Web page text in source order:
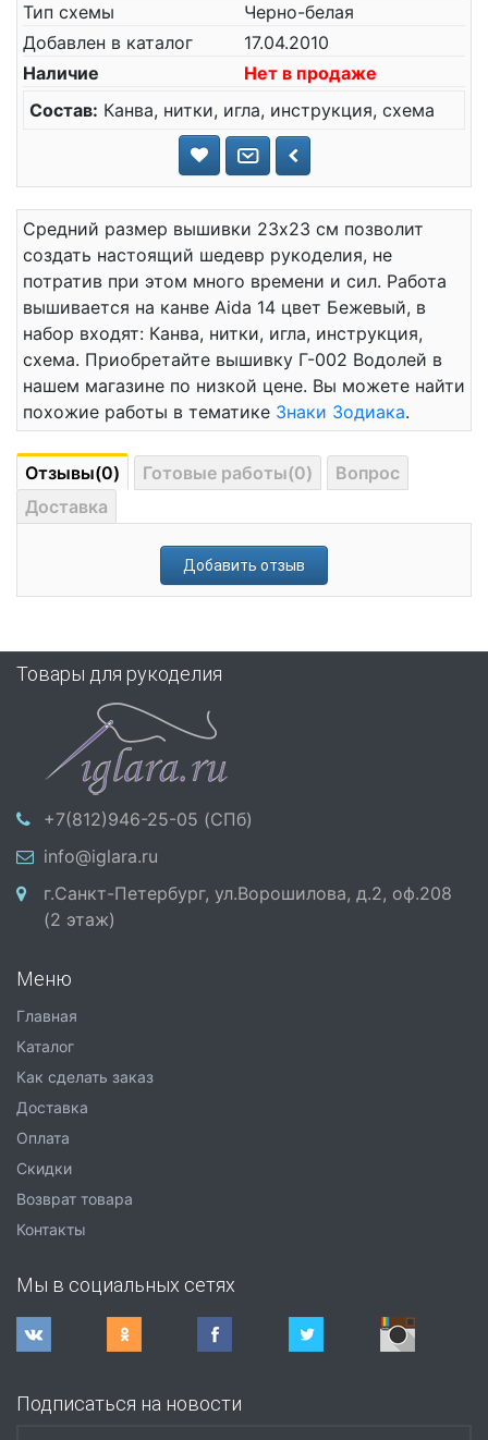
Тип схемы
Черно-белая
Добавлен в каталог
17.04.2010
Наличие
Нет в продаже
Состав: Канва, нитки, игла, инструкция, схема
Средний размер вышивки 23x23 см позволит
создать настоящий шедевр рукоделия, не
потратив при этом много времени и сил. Работа
вышивается на канве Aida 14 цвет Бежевый, в
набор входят: Канва, нитки, игла, инструкция,
схема. Приобретайте вышивку Г-002 Водолей в
нашем магазине по низкой цене. Вы можете найти
похожие работы в тематике Знаки Зодиака.
Отзывы(0) Готовые работы(0)
Вопрос
Доставка
Добавить отзыв
Товары для рукоделия
+7(812)946-25-05 (СПб)
info@iglara.ru
г.Санкт-Петербург, ул.Ворошилова, д.2, оф.208
(2 этаж)
Меню
Главная
Каталог
Как сделать заказ
Доставка
Оплата
Скидки
Возврат товара
Контакты
Мы в социальных сетях
Подписаться на новости